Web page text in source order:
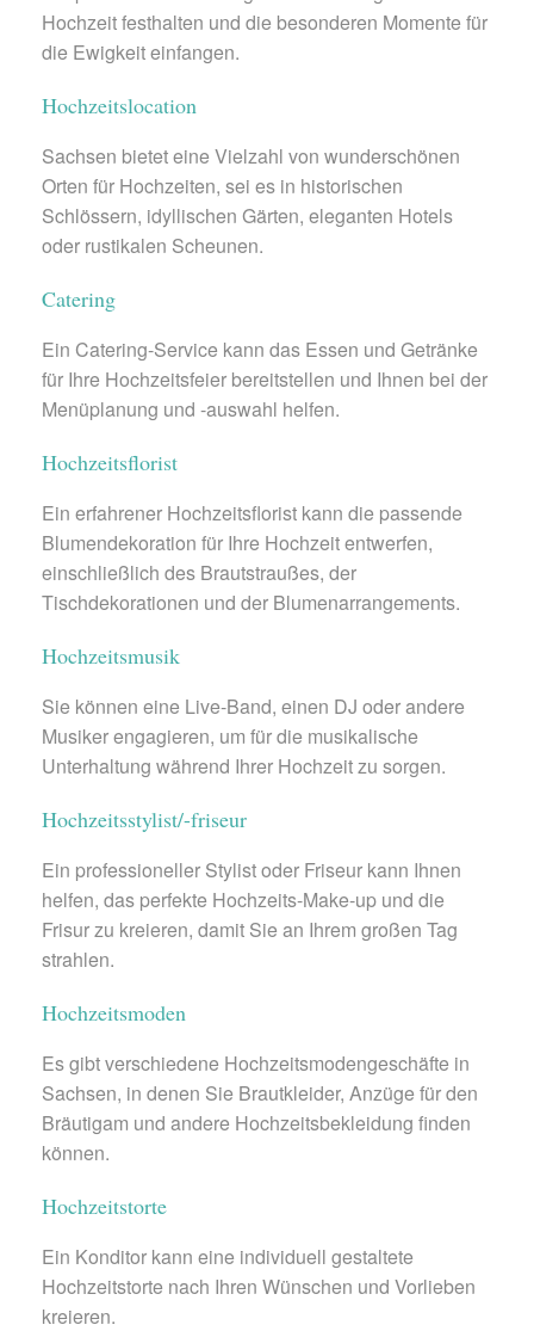
Hochzeit festhalten und die besonderen Momente für
die Ewigkeit einfangen.
Hochzeitslocation
Sachsen bietet eine Vielzahl von wunderschönen
Orten für Hochzeiten, sei es in historischen
Schlössern, idyllischen Gärten, eleganten Hotels
oder rustikalen Scheunen.
Catering
Ein Catering-Service kann das Essen und Getränke
für Ihre Hochzeitsfeier bereitstellen und Ihnen bei der
Menüplanung und -auswahl helfen.
Hochzeitsflorist
Ein erfahrener Hochzeitsflorist kann die passende
Blumendekoration für Ihre Hochzeit entwerfen,
einschließlich des Brautstraußes, der
Tischdekorationen und der Blumenarrangements.
Hochzeitsmusik
Sie können eine Live-Band, einen DJ oder andere
Musiker engagieren, um für die musikalische
Unterhaltung während Ihrer Hochzeit zu sorgen.
Hochzeitsstylist/-friseur
Ein professioneller Stylist oder Friseur kann Ihnen
helfen, das perfekte Hochzeits-Make-up und die
Frisur zu kreieren, damit Sie an Ihrem großen Tag
strahlen.
Hochzeitsmoden
Es gibt verschiedene Hochzeitsmodengeschäfte in
Sachsen, in denen Sie Brautkleider, Anzüge für den
Bräutigam und andere Hochzeitsbekleidung finden
können.
Hochzeitstorte
Ein Konditor kann eine individuell gestaltete
Hochzeitstorte nach Ihren Wünschen und Vorlieben
kreieren.